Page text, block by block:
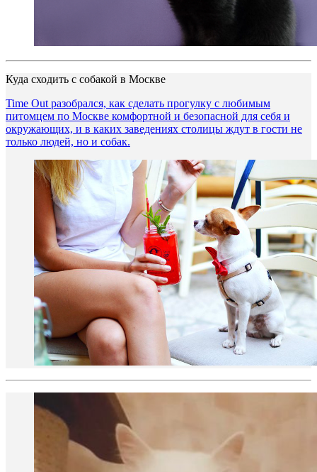
Куда сходить с собакой в Москве
Time Out разобрался, как сделать прогулку с любимым
питомцем по Москве комфортной и безопасной для себя и
окружающих, и в каких заведениях столицы ждут в гости не
только людей, но и собак.